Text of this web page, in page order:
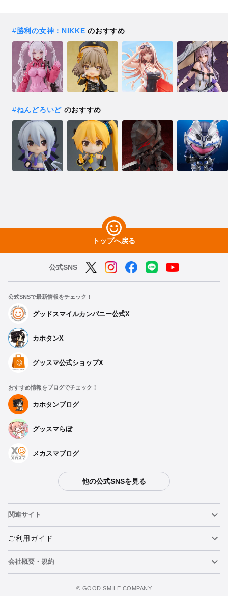
#勝利の女神：NIKKE のおすすめ
#ねんどろいどのおすすめ
トップへ戻る
公式SNS
公式SNSで最新情報をチェック！
グッドスマイルカンパニー公式X
カホタンX
グッスマ公式ショップX
おすすめ情報をブログでチェック！
カホタンブログ
グッスマらぼ
メカスマブログ
他の公式SNSを見る
関連サイト
ねんどろいど
ねんどろいどフェイスメーカー
ご利用ガイド
重要なお知らせ
会社概要・規約
©️ GOOD SMILE COMPANY